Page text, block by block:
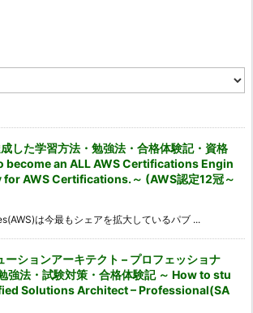
した学習方法・勉強法・合格体験記・資格
become an ALL AWS Certifications Engin
AWS Certifications.～ (AWS認定12冠～
は今最もシェアを拡大しているパブ ...
ーションアーキテクト – プロフェッショナ
強法・試験対策・合格体験記 ～ How to stu
Solutions Architect – Professional(SA